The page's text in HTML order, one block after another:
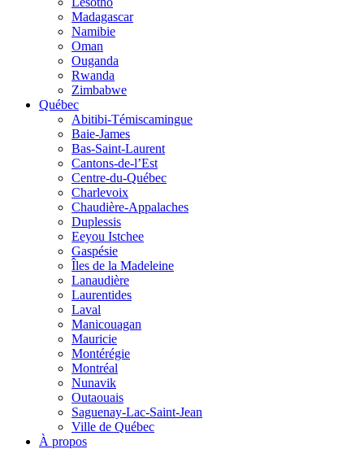
Madagascar
Namibie
Oman
Ouganda
Rwanda
Zimbabwe
Québec
Abitibi-Témiscamingue
Baie-James
Bas-Saint-Laurent
Cantons-de-l’Est
Centre-du-Québec
Charlevoix
Chaudière-Appalaches
Duplessis
Eeyou Istchee
Gaspésie
Îles de la Madeleine
Lanaudière
Laurentides
Laval
Manicouagan
Mauricie
Montérégie
Montréal
Nunavik
Outaouais
Saguenay-Lac-Saint-Jean
Ville de Québec
À propos